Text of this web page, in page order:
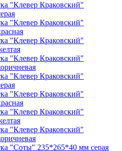
"Клевер Краковский"
"Клевер Краковский"
"Клевер Краковский"
"Клевер Краковский"
"Клевер Краковский"
"Клевер Краковский"
"Клевер Краковский"
"Клевер Краковский"
"Соты" 235*265*40 мм серая